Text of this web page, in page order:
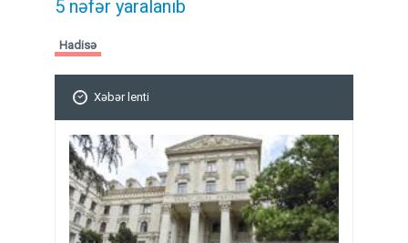
5 nəfər yaralanıb
Hadisə
Xəbər lenti